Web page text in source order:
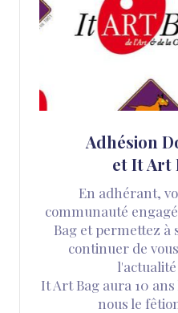
Adhésion
et It Art
En adhérant,
communauté
Bag et permettez à
continuer de
It Art Bag aura 10
nous le